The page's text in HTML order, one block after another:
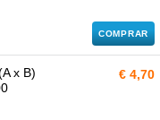
COMPRAR
x B)
€ 4,70